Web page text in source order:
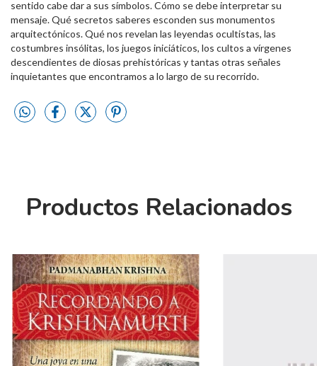
sentido cabe dar a sus símbolos. Cómo se debe interpretar su
mensaje. Qué secretos saberes esconden sus monumentos
arquitectónicos. Qué nos revelan las leyendas ocultistas, las
costumbres insólitas, los juegos iniciáticos, los cultos a vírgenes
descendientes de diosas prehistóricas y tantas otras señales
inquietantes que encontramos a lo largo de su recorrido.
Productos Relacionados